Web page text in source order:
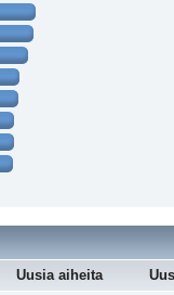
Uusia aiheita